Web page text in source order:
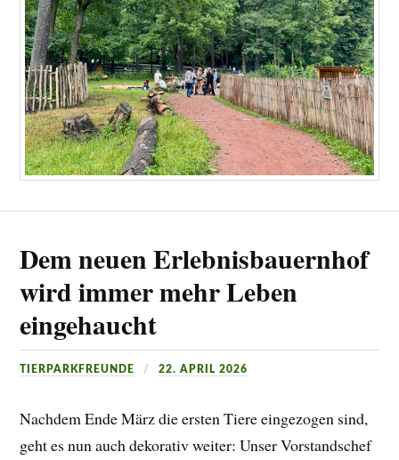
Dem neuen Erlebnisbauernhof
wird immer mehr Leben
eingehaucht
TIERPARKFREUNDE 22. APRIL 2026
Nachdem Ende März die ersten Tiere eingezogen sind,
geht es nun auch dekorativ weiter: Unser Vorstandschef